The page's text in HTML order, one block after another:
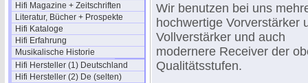
Hifi Magazine + Zeitschriften
Literatur, Bücher + Prospekte
Hifi Kataloge
Hifi Erfahrung
Musikalische Historie
Hifi Hersteller (1) Deutschland
Hifi Hersteller (2) De (selten)
Wir benutzen bei uns
hochwertige Vorverstärker
Vollverstärker und auch
modernere Receiver der
Qualitätsstufen.